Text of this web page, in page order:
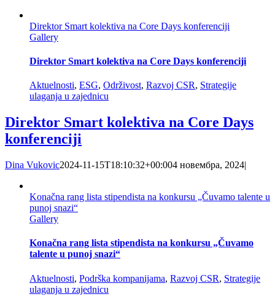
Direktor Smart kolektiva na Core Days konferenciji
Gallery
Direktor Smart kolektiva na Core Days konferenciji
Aktuelnosti, ESG, Održivost, Razvoj CSR, Strategije
ulaganja u zajednicu
Direktor Smart kolektiva na Core Days
konferenciji
Dina Vukovic2024-11-15T18:10:32+00:004 новембра, 2024|
Konačna rang lista stipendista na konkursu „Čuvamo talente u
punoj snazi“
Gallery
Konačna rang lista stipendista na konkursu „Čuvamo
talente u punoj snazi“
Aktuelnosti, Podrška kompanijama, Razvoj CSR, Strategije
ulaganja u zajednicu